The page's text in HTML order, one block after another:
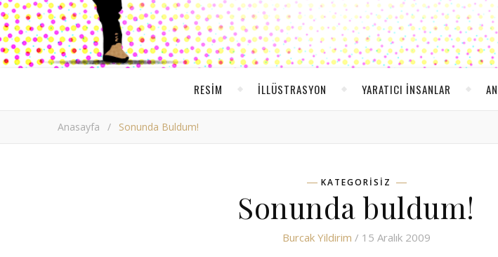
RESIM ILLÜSTRASYON YARATICI INSANLAR
Anasayfa / Sonunda Buldum!
KATEGORISIZ
Sonunda buldum!
Burcak Yildirim / 15 Aralık 2009